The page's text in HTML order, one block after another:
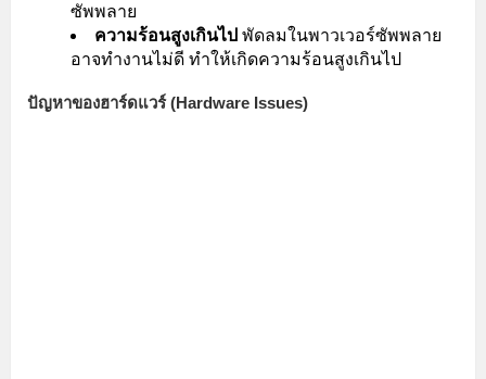
ซัพพลาย
ความร้อนสูงเกินไป พัดลมในพาวเวอร์ซัพพลาย
อาจทำงานไม่ดี ทำให้เกิดความร้อนสูงเกินไป
ปัญหาของฮาร์ดแวร์ (Hardware Issues)